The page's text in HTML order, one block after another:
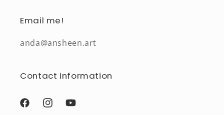
Email me!
anda@ansheen.art
Contact information
FacebookInstagramYouTube